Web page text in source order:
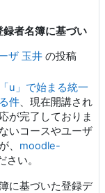
者名簿に基づい
ザ 玉井 の投稿
「u」で始まる統一
件、現在開講され
が完了しておりま
いコースやユーザ
、 moodle-
さい。
に基づいた登録デ